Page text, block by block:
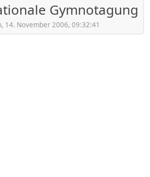
Gymnotagung
14. November 2006, 09:32:41